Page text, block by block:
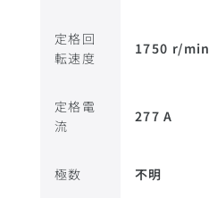
定格回
転速度
1750 r/min
定格電
流
277 A
極数 不明